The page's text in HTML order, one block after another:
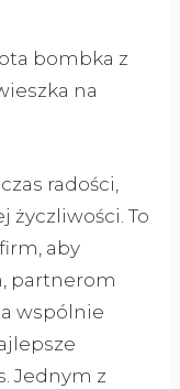
bombka z
na
radości,
życzliwości. To
aby
partnerom
wspólnie
Jednym z